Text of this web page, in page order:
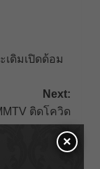
เดิมเปิดด้อม
Next:
ติดโควิด
19
×